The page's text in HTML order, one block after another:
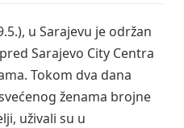
u Sarajevu je održan
Sarajevo City Centra
Tokom dva dana
ženama brojne
uživali su u